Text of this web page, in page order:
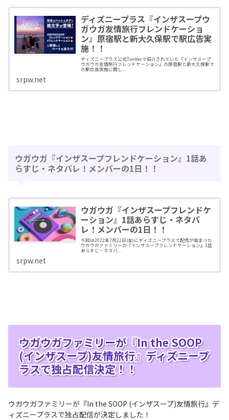
ディズニープラス『インザスープウ
ガウガ友情旅行フレンドケーショ
ン』原宿駅と新大久保駅で駅広告実
施！！
ディズニープラス公式Twitterで紹介されていた『インザスープ
ウガウガ友情旅行フレンドケーション』の原宿駅と新大久保駅で
の駅広告実施に関し...
srpw.net
ウガウガ『インザスープフレンドケーション』1話あ
らすじ・ネタバレ！メンバーの1日！！
ウガウガ『インザスープフレンドケ
ーション』1話あらすじ・ネタバ
レ！メンバーの1日！！
今回は2022年7月22日(金)にディズニープラスで配信が始まった
ウガウガファミリーの『インザスープフレンドケーション』1話
あらすじ・ネタバ...
srpw.net
ウガウガファミリーが『In the SOOP
(インザスープ)友情旅行』ディズニープ
ラスで独占配信決定！！
ウガウガファミリーが『In the SOOP (インザスープ)友情旅行』デ
ィズニープラスで独占配信が決定しました！